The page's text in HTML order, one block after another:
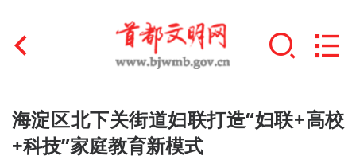
首页
文明创建
海淀区北下关街道妇联打造“妇联+高校
+科技”家庭教育新模式